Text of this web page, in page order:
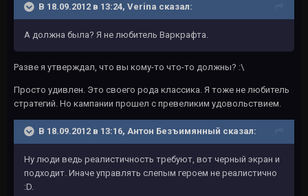
В 18.09.2012 в 13:24, Verina сказал:
А должна была? Я не любитель Варкрафта.
Разве я утверждал, что вы кому-то что-то должны? :\
Просто удивлен. Это своего рода классика. Я тоже не любитель
стратегий. Но кампании прошел с превеликим удовольствием.
В 18.09.2012 в 13:16, Антон Безъимянный сказал:
Ну люди ведь реалистичность требуют, вот черный экран и
подходит. Иначе управлять слепым героем не реалистично
:D.